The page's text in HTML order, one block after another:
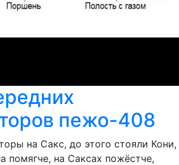
пежо-408
на Сакс, до этого стояли Кони,
помягче, на Саксах пожёстче,